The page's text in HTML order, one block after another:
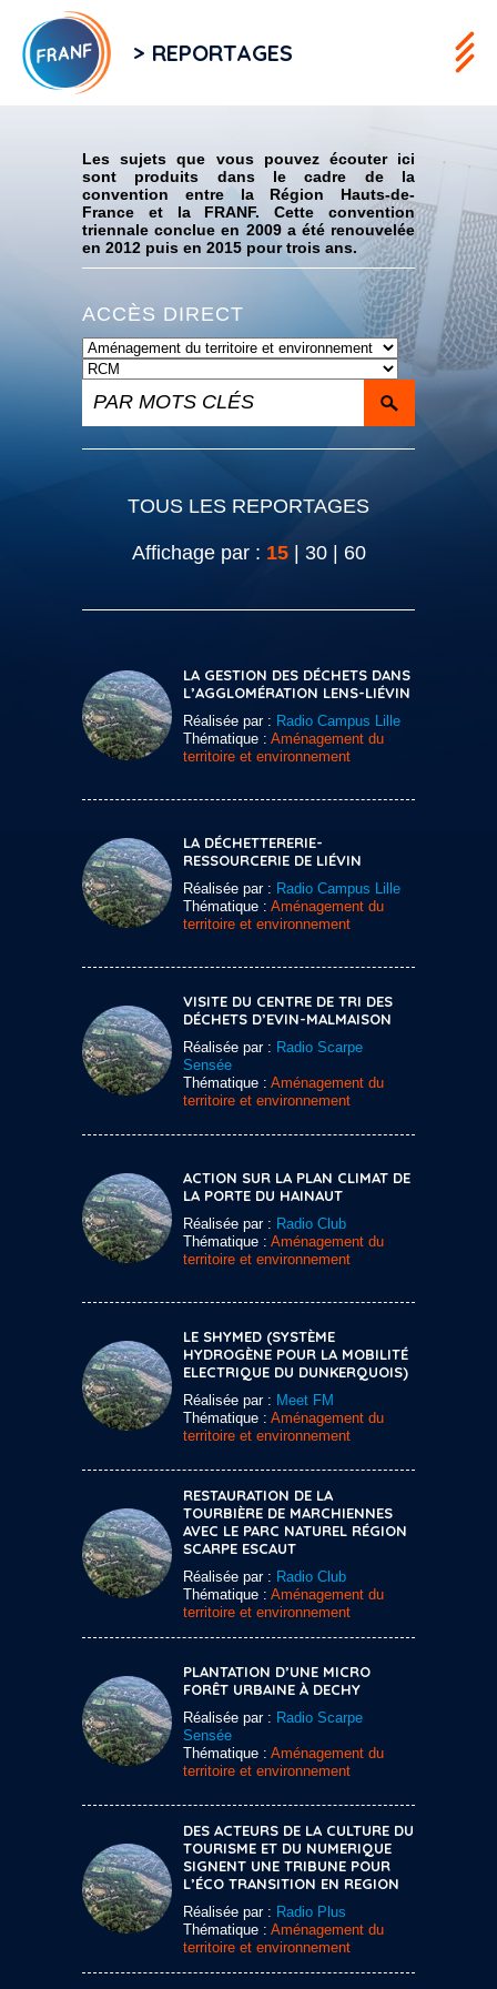
> REPORTAGES
Les sujets que vous pouvez écouter ici
sont produits dans le cadre de la
convention entre la Région Hauts-de-
France et la FRANF. Cette convention
triennale conclue en 2009 a été renouvelée
en 2012 puis en 2015 pour trois ans.
ACCÈS DIRECT
TOUS LES REPORTAGES
Affichage par : 15| 30| 60
LA GESTION DES DÉCHETS DANS
L’AGGLOMÉRATION LENS-LIÉVIN
Réalisée par : Radio Campus Lille
Thématique : Aménagement du
territoire et environnement
LA DÉCHETTERERIE-
RESSOURCERIE DE LIÉVIN
Réalisée par : Radio Campus Lille
Thématique : Aménagement du
territoire et environnement
VISITE DU CENTRE DE TRI DES
DÉCHETS D’EVIN-MALMAISON
Réalisée par : Radio Scarpe
Sensée
Thématique : Aménagement du
territoire et environnement
ACTION SUR LA PLAN CLIMAT DE
LA PORTE DU HAINAUT
Réalisée par : Radio Club
Thématique : Aménagement du
territoire et environnement
LE SHYMED (SYSTÈME
HYDROGÈNE POUR LA MOBILITÉ
ELECTRIQUE DU DUNKERQUOIS)
Réalisée par : Meet FM
Thématique : Aménagement du
territoire et environnement
RESTAURATION DE LA
TOURBIÈRE DE MARCHIENNES
AVEC LE PARC NATUREL RÉGION
SCARPE ESCAUT
Réalisée par : Radio Club
Thématique : Aménagement du
territoire et environnement
PLANTATION D’UNE MICRO
FORÊT URBAINE À DECHY
Réalisée par : Radio Scarpe
Sensée
Thématique : Aménagement du
territoire et environnement
DES ACTEURS DE LA CULTURE DU
TOURISME ET DU NUMERIQUE
SIGNENT UNE TRIBUNE POUR
L’ÉCO TRANSITION EN REGION
Réalisée par : Radio Plus
Thématique : Aménagement du
territoire et environnement